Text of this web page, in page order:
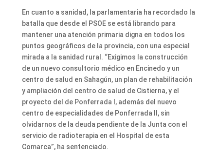
En cuanto a sanidad, la parlamentaria ha recordado la
batalla que desde el PSOE se está librando para
mantener una atención primaria digna en todos los
puntos geográficos de la provincia, con una especial
mirada a la sanidad rural. “Exigimos la construcción
de un nuevo consultorio médico en Encinedo y un
centro de salud en Sahagún, un plan de rehabilitación
y ampliación del centro de salud de Cistierna, y el
proyecto del de Ponferrada I, además del nuevo
centro de especialidades de Ponferrada II, sin
olvidarnos de la deuda pendiente de la Junta con el
servicio de radioterapia en el Hospital de esta
Comarca”, ha sentenciado.